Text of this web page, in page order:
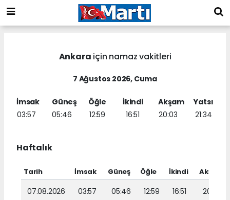
Ankara için namaz vakitleri
7 Ağustos 2026, Cuma
İmsak
03:57
Güneş
05:46
Öğle
12:59
İkindi
16:51
Akşam
20:03
Yatsı
21:34
Haftalık
Tarih İmsak Güneş Öğle İkindi Akşam
07.08.2026 03:57 05:46 12:59 16:51 20:03